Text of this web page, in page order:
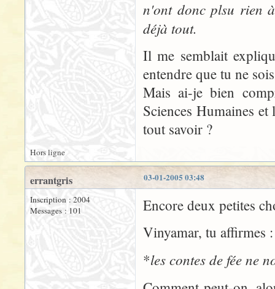
n'ont donc plsu rien
déjà tout.
Il me semblait
entendre que tu ne
Mais ai-je bien
Sciences Humaines
tout savoir ?
Hors ligne
03-01-2005 03:48
errantgris
Inscription : 2004
Messages : 101
Encore deux petites
Vinyamar, tu affirmes :
*les contes de fée ne